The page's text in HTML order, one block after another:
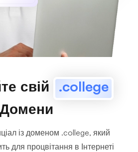
свій .college
Домени
із доменом .college, який
для процвітання в Інтернеті